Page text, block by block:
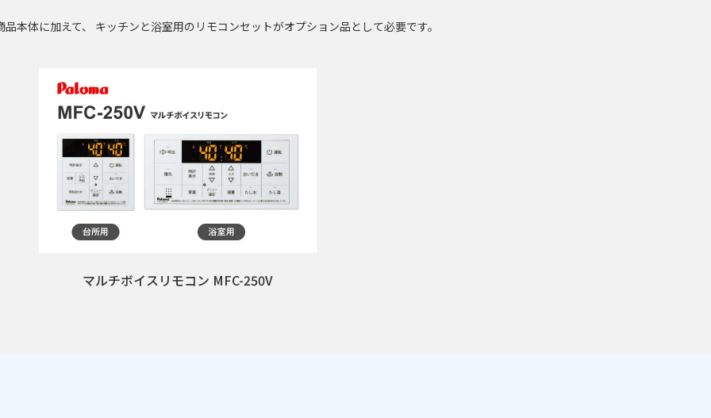
本体に加えて、 キッチンと浴室用のリモコンセットがオプション品として必要です。
マルチボイスリモコン MFC-250V